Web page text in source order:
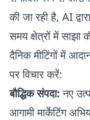
की जा रही है, AI
समय क्षेत्रों में साझा
दैनिक मीटिंगों में
पर विचार करें:
बौद्धिक संपदा: नए
आगामी मार्केटिंग